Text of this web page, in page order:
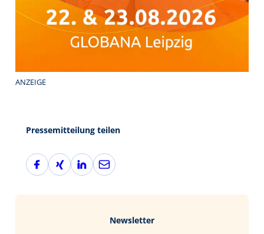
ANZEIGE
Pressemitteilung teilen
F
a
X
i
L
i
E
-
Newsletter